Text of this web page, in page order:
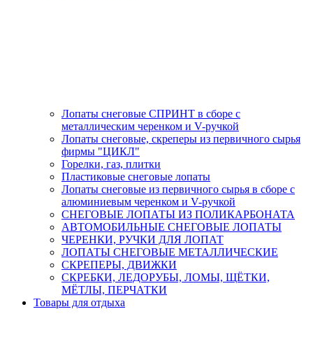
Лопаты снеговые СПРИНТ в сборе с
металлическим черенком и V-ручкой
Лопаты снеговые, скреперы из первичного сырья
фирмы "ЦИКЛ"
Горелки, газ, плитки
Пластиковые снеговые лопаты
Лопаты снеговые из первичного сырья в сборе с
алюминиевым черенком и V-ручкой
СНЕГОВЫЕ ЛОПАТЫ ИЗ ПОЛИКАРБОНАТА
АВТОМОБИЛЬНЫЕ СНЕГОВЫЕ ЛОПАТЫ
ЧЕРЕНКИ, РУЧКИ ДЛЯ ЛОПАТ
ЛОПАТЫ СНЕГОВЫЕ МЕТАЛЛИЧЕСКИЕ
СКРЕПЕРЫ, ДВИЖКИ
СКРЕБКИ, ЛЕДОРУБЫ, ЛОМЫ, ЩЁТКИ,
МЁТЛЫ, ПЕРЧАТКИ
Товары для отдыха